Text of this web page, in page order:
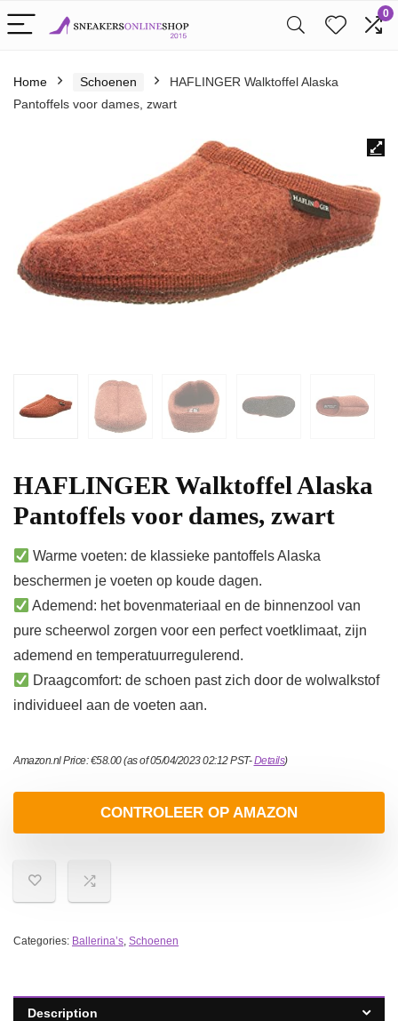
0
Home Schoenen
HAFLINGER Walktoffel Alaska
Pantoffels voor dames, zwart
HAFLINGER Walktoffel Alaska
Pantoffels voor dames, zwart
Warme voeten: de klassieke pantoffels Alaska
beschermen je voeten op koude dagen.
Ademend: het bovenmateriaal en de binnenzool van
pure scheerwol zorgen voor een perfect voetklimaat, zijn
ademend en temperatuurregulerend.
Draagcomfort: de schoen past zich door de wolwalkstof
individueel aan de voeten aan.
Amazon.nl Price:€58.00(as of 05/04/2023 02:12 PST-Details)
CONTROLEER OP AMAZON
Categories: Ballerina’s, Schoenen
Description